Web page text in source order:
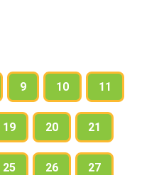
9 10 11
19 20 21
25 26 27